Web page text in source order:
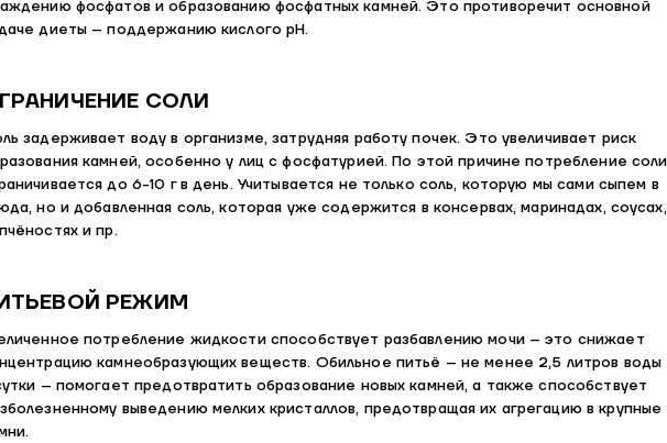
фосфатов и образованию фосфатных камней. Это противоречит основной
диеты – поддержанию кислого рН.
СОЛИ
задерживает воду в организме, затрудняя работу почек. Это увеличивает риск
камней, особенно у лиц с фосфатурией. По этой причине потребление соли
до 6-10 г в день. Учитывается не только соль, которую мы сами сыпем в
но и добавленная соль, которая уже содержится в консервах, маринадах, соусах,
и пр.
РЕЖИМ
потребление жидкости способствует разбавлению мочи – это снижает
камнеобразующих веществ. Обильное питьё – не менее 2,5 литров воды
– помогает предотвратить образование новых камней, а также способствует
выведению мелких кристаллов, предотвращая их агрегацию в крупные